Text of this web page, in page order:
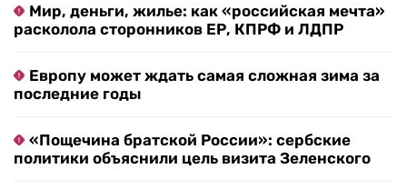
Мир, деньги, жилье: как «российская мечта»
расколола сторонников ЕР, КПРФ и ЛДПР
Европу может ждать самая сложная зима за
последние годы
«Пощечина братской России»: сербские
политики объяснили цель визита Зеленского